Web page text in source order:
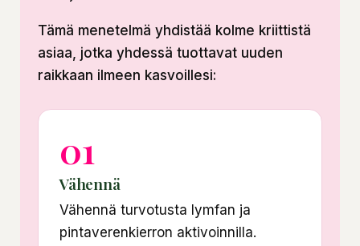
Tämä menetelmä yhdistää kolme kriittistä
asiaa, jotka yhdessä tuottavat uuden
raikkaan ilmeen kasvoillesi:
01
Vähennä
Vähennä turvotusta lymfan ja
pintaverenkierron aktivoinnilla.